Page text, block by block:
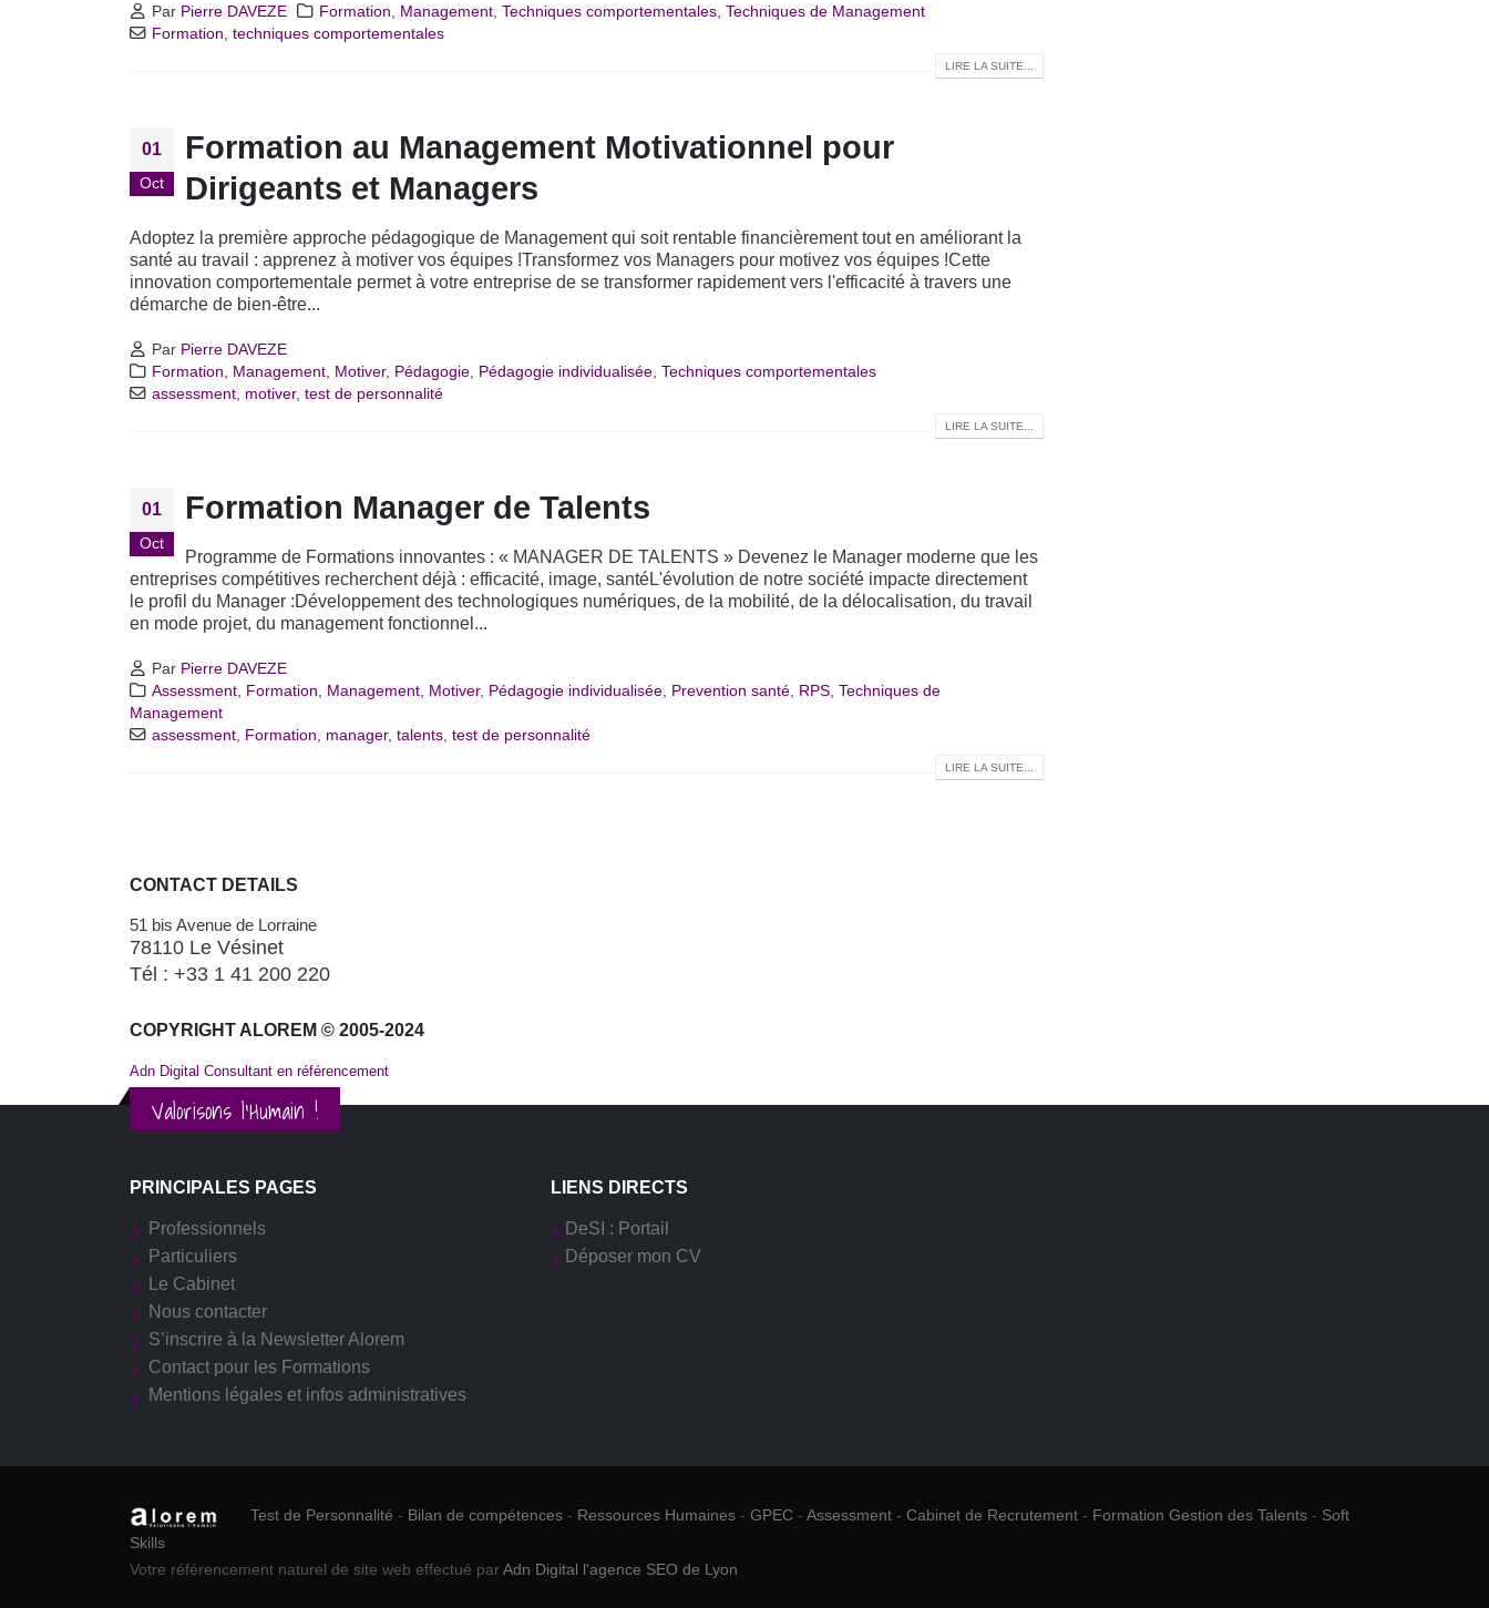
Par Pierre DAVEZE Formation Management, Techniques comportementales, Techniques de Management
Formation ,techniques comportementales
LIRE LA SUITE...
01
Oct
Formation au Management Motivationnel pour
Dirigeants et Managers
Adoptez la première approche pédagogique de Management qui soit rentable financièrement tout en améliorant la
santé au travail : apprenez à motiver vos équipes !Transformez vos Managers pour motivez vos équipes !Cette
innovation comportementale permet à votre entreprise de se transformer rapidement vers l'efficacité à travers une
démarche de bien-être...
Par Pierre DAVEZE
Formation
Management Motiver, Pédagogie Pédagogie individualisée ,Techniques comportementales
assessment motiver,test de personnalité
LIRE LA SUITE...
01
Oct
Formation Manager de Talents
Programme de Formations innovantes : « MANAGER DE TALENTS » Devenez le Manager moderne que les
entreprises compétitives recherchent déjà : efficacité, image, santéL'évolution de notre société impacte directement
le profil du Manager :Développement des technologiques numériques, de la mobilité, de la délocalisation, du travail
en mode projet, du management fonctionnel...
Par Pierre DAVEZE
Assessment Formation Management Motiver, Pédagogie individualisée Prevention santé RPS ,Techniques de
Management
assessment Formation manager,talents ,test de personnalité
LIRE LA SUITE...
CONTACT DETAILS
51 bis Avenue de Lorraine
78110 Le Vésinet
Tél : +33 1 41 200 220
COPYRIGHT ALOREM © 2005-2024
Adn Digital Consultant en référencement
Valorisons l'Humain !
PRINCIPALES PAGES
Professionnels
Particuliers
Le Cabinet
Nous contacter
S’inscrire à la Newsletter Alorem
Contact pour les Formations
Mentions légales et infos administratives
LIENS DIRECTS
DeSI : Portail
Déposer mon CV
Test de Personnalité - Bilan de compétences - Ressources Humaines - GPEC - Assessment - Cabinet de Recrutement - Formation Gestion des Talents - Soft
Skills
Votre référencement naturel de site web effectué parAdn Digital l'agence SEO de Lyon